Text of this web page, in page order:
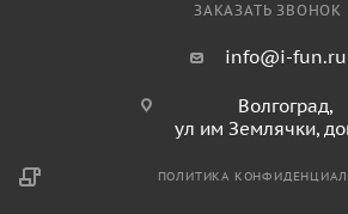
ЗАКАЗАТЬ ЗВОНОК
info@i-fun.ru
Волгоград,
ул им Землячки,
ПОЛИТИКА